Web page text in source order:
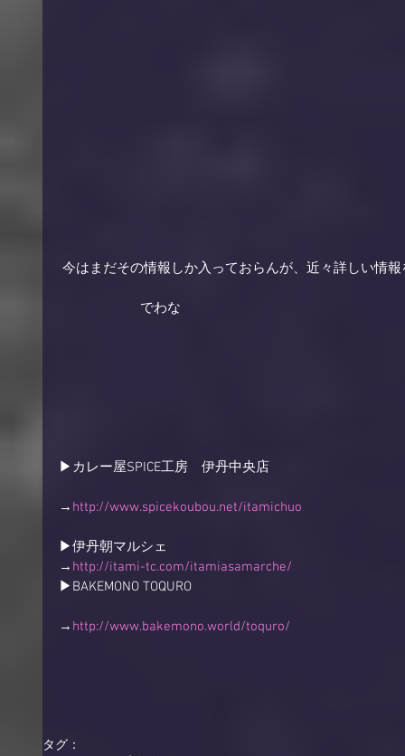
今はまだその情報しか入っておらんが、近々詳しい情
でわな
▶カレー屋SPICE工房　伊丹中央店
→ http://www.spicekoubou.net/itamichuo
▶︎伊丹朝マルシェ
→ http://itami-tc.com/itamiasamarche/
▶BAKEMONO TOQURO
→ http://www.bakemono.world/toquro/
タグ：